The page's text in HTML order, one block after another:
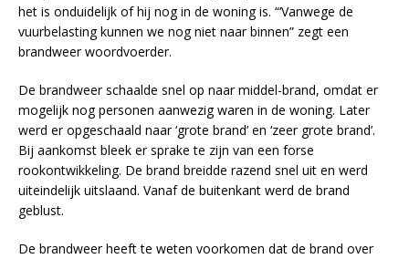
het is onduidelijk of hij nog in de woning is. “‘Vanwege de
vuurbelasting kunnen we nog niet naar binnen” zegt een
brandweer woordvoerder.
De brandweer schaalde snel op naar middel-brand, omdat er
mogelijk nog personen aanwezig waren in de woning. Later
werd er opgeschaald naar ‘grote brand’ en ‘zeer grote brand’.
Bij aankomst bleek er sprake te zijn van een forse
rookontwikkeling. De brand breidde razend snel uit en werd
uiteindelijk uitslaand. Vanaf de buitenkant werd de brand
geblust.
De brandweer heeft te weten voorkomen dat de brand over